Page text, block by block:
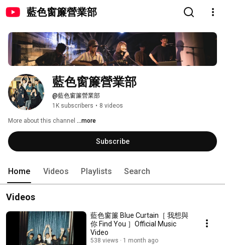
藍色窗簾營業部
藍色窗簾營業部
@藍色窗簾營業部
1K subscribers • 8 videos
More about this channel ...more
Subscribe
Home Videos Playlists Search
Videos
藍色窗簾 Blue Curtain［ 我想與
你 Find You ］Official Music
Video
538 views 1 month ago